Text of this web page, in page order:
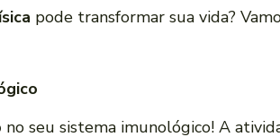
pode transformar sua vida?
no seu sistema imunológico! A